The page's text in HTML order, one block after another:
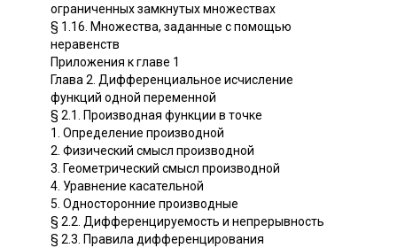
ограниченных замкнутых множествах
§ 1.16. Множества, заданные с помощью
неравенств
Приложения к главе 1
Глава 2. Дифференциальное исчисление
функций одной переменной
§ 2.1. Производная функции в точке
1. Определение производной
2. Физический смысл производной
3. Геометрический смысл производной
4. Уравнение касательной
5. Односторонние производные
§ 2.2. Дифференцируемость и непрерывность
§ 2.3. Правила дифференцирования